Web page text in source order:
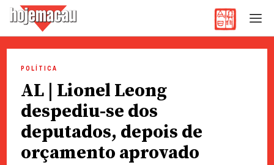
content
POLÍTICA
AL | Lionel Leong
despediu-se dos
deputados, depois de
orçamento aprovado